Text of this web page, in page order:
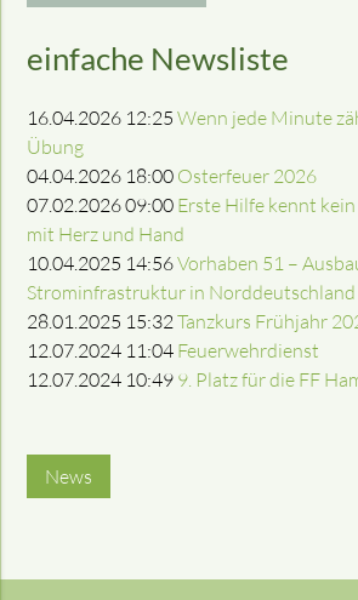
einfache Newsliste
16.04.2026 12:25 Wenn jede Minute
Übung
04.04.2026 18:00 Osterfeuer 2026
07.02.2026 09:00 Erste Hilfe kennt
mit Herz und Hand
10.04.2025 14:56Vorhaben 51 –
Strominfrastruktur in Norddeutschland
28.01.2025 15:32 Tanzkurs Frühjahr
12.07.2024 11:04 Feuerwehrdienst
12.07.2024 10:49 9. Platz für die FF
News